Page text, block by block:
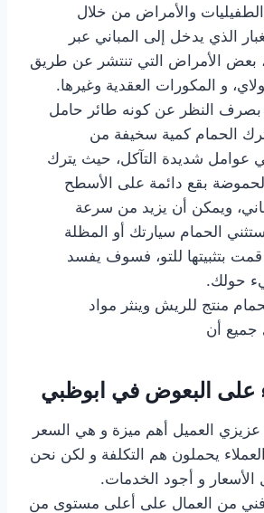
والأمراض من خلال
الذي يدخل إلى المباني عبر
بعض الأمراض التي تنتشر عن طريق
و المكورات العقدية وغيرها.
بصرف النظر عن كونه طائر حامل
الحمام كمية سخيفة من
عوامل شديدة التآكل، حيث يترك
بقع دائمة على الأسطح
ويمكن أن يزيد من سرعة
الحمام سيارتك أو المظلة
قمت بتثبيتها للتو، فسوف يفسد
حولك.
منتج للريش وينثر مواد
أن
على البعوض في ابوظبي
العميل أهم ميزة و هي السعر
يحملون هم التكلفة و لكن نحن
الأسعار و أجود الخدمات.
من العمال على أعلى مستوى من